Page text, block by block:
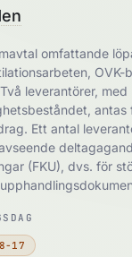
omfattande
OVK-
leverantörer,
antas
Ett antal
(FKU), dvs. för
17